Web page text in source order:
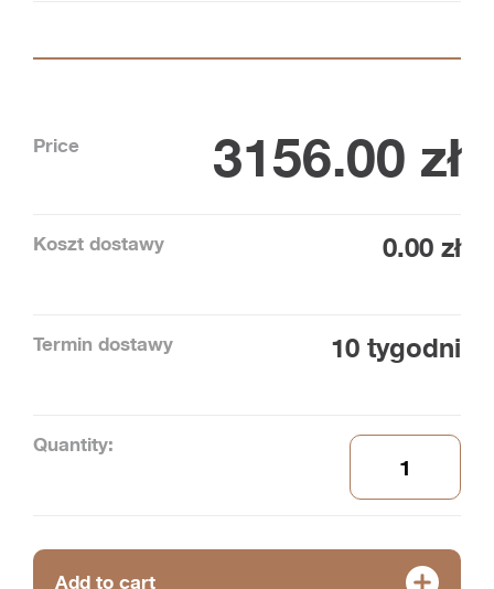
Price 3156.00 zł
Koszt dostawy 0.00 zł
Termin dostawy 10 tygodni
Quantity:
Add to cart